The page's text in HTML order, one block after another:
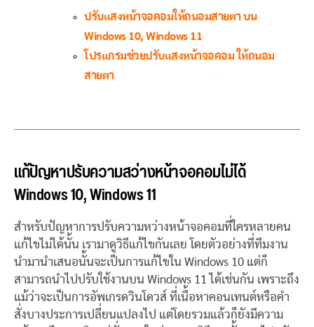
ปรับแสงหน้าจอคอมให้ถนอมสายตา บน
Windows 10, Windows 11
โปรแกรมช่วยปรับแสงหน้าจอคอม ให้ถนอม
สายตา
แก้ปัญหาปรับความสว่างหน้าจอคอมไม่ได้
Windows 10, Windows 11
สำหรับปัญหาการปรับความหว่างหน้าจอคอมที่ใครหลายคน
แก้ไขไม่ได้นั้น เรามาดูวิธีแก้ไขกันเลย โดยตัวอย่างที่ทีมงาน
นำมานำเสนอนั้นจะเป็นการแก้ไขใน Windows 10 แต่ก็
สามารถนำไปปรับใช้งานบน Windows 11 ได้เช่นกัน เพราะถึง
แม้ว่าจะเป็นการอัพเกรดวินโดวส์ ที่เนื้อหาคอนเทนต์หรือคำ
สั่งบางประการเปลี่ยนแปลงไป แต่โดยรวมแล้วก็ยังมีความ